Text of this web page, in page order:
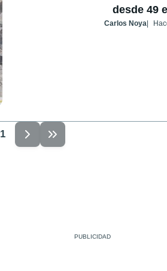
desde 49
Carlos Noya
1